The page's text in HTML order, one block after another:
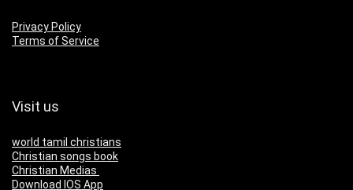
Privacy Policy
Terms of Service
Visit us
world tamil christians
Christian songs book
Christian Medias
Download IOS App